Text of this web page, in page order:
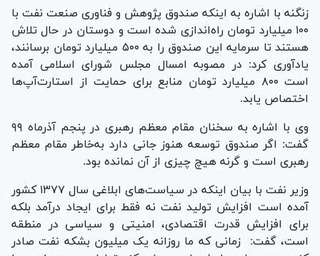
زنگنه با اشاره به اینکه صندوق پژوهش و فناوری صنعت نفت با
۱۰۰ میلیارد تومان راه‌اندازی شده است و دوستان در حال تلاش
هستند تا سرمایه این صندوق را به ۵۰۰ میلیارد تومان برسانند،
یادآوری کرد: در مصوبه امسال مجلس شورای اسلامی آمده
است ۸۰۰ میلیارد تومان منابع برای حمایت از استارت‌آپ‌ها
اختصاص یابد.
وی با اشاره به سخنان مقام معظم رهبری در پنجم آذرماه ۹۹
گفت: اگر صندوق توسعه هنوز جانی دارد به‌خاطر مقام معظم
رهبری است و گرنه هیچ چیزی از آن نمانده بود.
وزیر نفت با بیان اینکه در سیاست‌های ابلاغی سال ۱۳۷۷ کشور
آمده است افزایش تولید نفت نه فقط برای ایجاد درآمد بلکه
برای افزایش قدرت اقتصادی، امنیتی و سیاسی در منطقه
است، گفت: زمانی که ما روزانه یک میلیون بشکه نفت صادر